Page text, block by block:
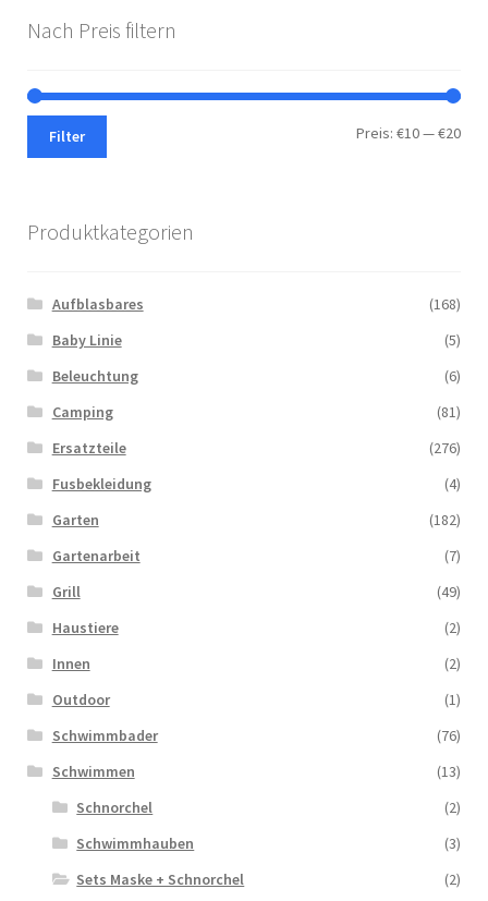
Nach Preis filtern
Min.
Max.
Filter Preis: €10—€20
Produktkategorien
Aufblasbares
(168)
Baby Linie
(5)
Beleuchtung
(6)
Camping
(81)
Ersatzteile
(276)
Fusbekleidung
(4)
Garten
(182)
Gartenarbeit
(7)
Grill
(49)
Haustiere
(2)
Innen
(2)
Outdoor
(1)
Schwimmbader
(76)
Schwimmen
(13)
Schnorchel
(2)
Schwimmhauben
(3)
Sets Maske + Schnorchel
(2)